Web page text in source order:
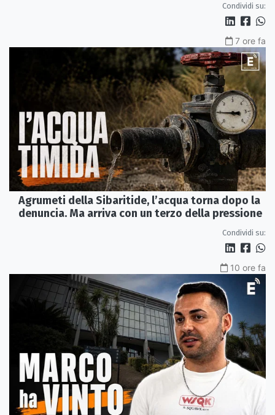
Condividi su:
7 ore fa
Agrumeti della Sibaritide, l’acqua torna dopo la
denuncia. Ma arriva con un terzo della pressione
Condividi su:
10 ore fa